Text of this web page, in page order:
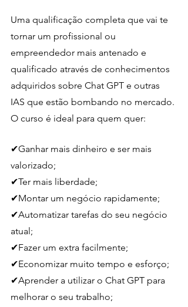
Uma qualificação completa que vai te
tornar um profissional ou
empreendedor mais antenado e
qualificado através de conhecimentos
adquiridos sobre Chat GPT e outras
IAS que estão bombando no mercado.
O curso é ideal para quem quer:
✔Ganhar mais dinheiro e ser mais
valorizado;
✔Ter mais liberdade;
✔Montar um negócio rapidamente;
✔Automatizar tarefas do seu negócio
atual;
✔Fazer um extra facilmente;
✔Economizar muito tempo e esforço;
✔Aprender a utilizar o Chat GPT para
melhorar o seu trabalho;